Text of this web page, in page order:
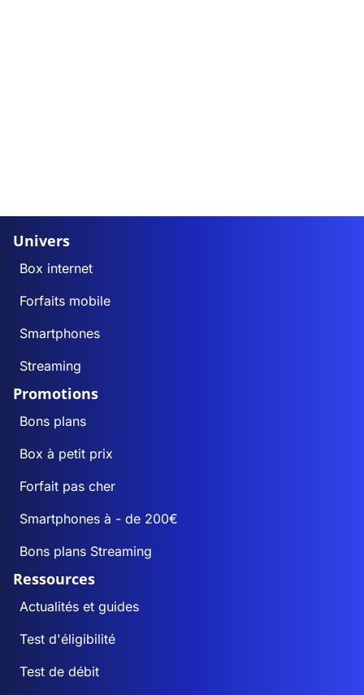
Univers
Box internet
Forfaits mobile
Smartphones
Streaming
Promotions
Bons plans
Box à petit prix
Forfait pas cher
Smartphones à - de 200€
Bons plans Streaming
Ressources
Actualités et guides
Test d'éligibilité
Test de débit